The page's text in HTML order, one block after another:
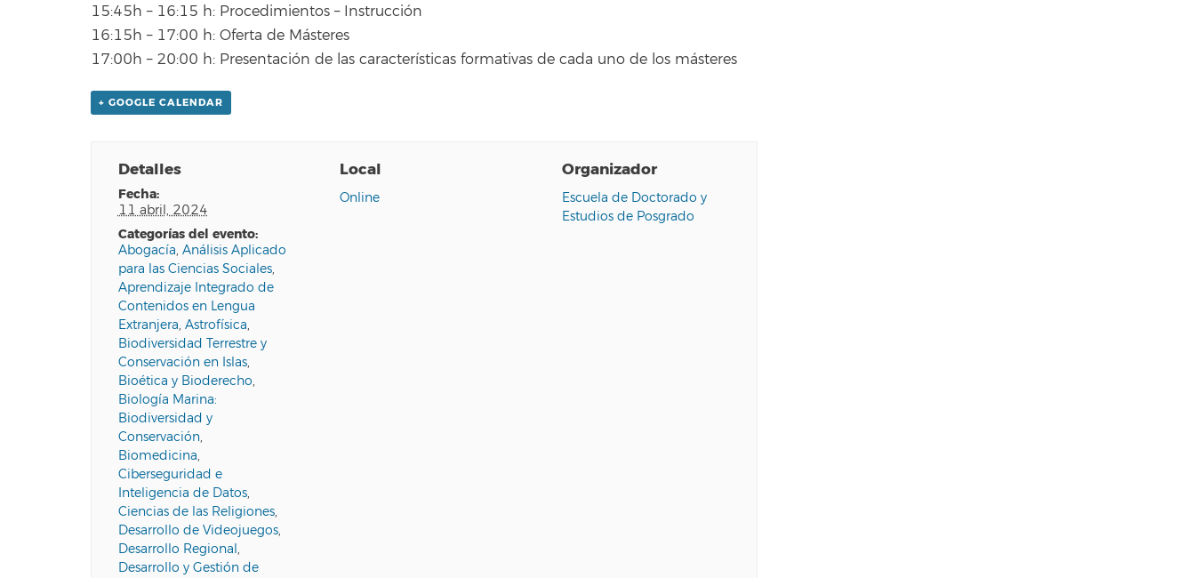
15:45h – 16:15 h: Procedimientos – Instrucción
16:15h – 17:00 h: Oferta de Másteres
17:00h – 20:00 h: Presentación de las características formativas de cada uno de los másteres
+ GOOGLE CALENDAR
Detalles
fecha:
11 abril, 2024
categorías del evento:
Abogacía, Análisis Aplicado
para las Ciencias Sociales,
Aprendizaje Integrado de
Contenidos en Lengua
Extranjera, Astrofísica,
Biodiversidad Terrestre y
Conservación en Islas,
Bioética y Bioderecho,
Biología Marina:
Biodiversidad y
Conservación,
Biomedicina,
Ciberseguridad e
Inteligencia de Datos,
Ciencias de las Religiones,
Desarrollo de Videojuegos,
Desarrollo Regional ,
Desarrollo y Gestión de
Local
Online
Organizador
Escuela de Doctorado y
Estudios de Posgrado